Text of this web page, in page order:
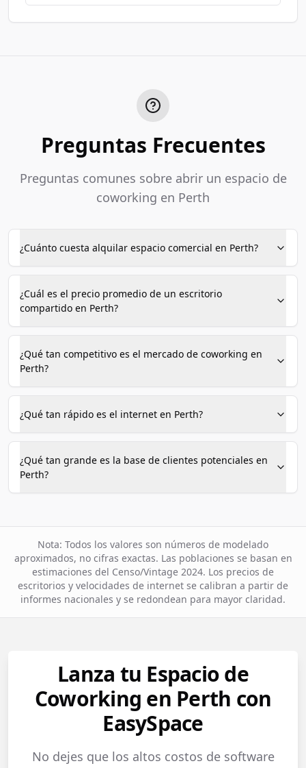
Preguntas Frecuentes
Preguntas comunes sobre abrir un espacio de
coworking en Perth
¿Cuánto cuesta alquilar espacio comercial en Perth?
¿Cuál es el precio promedio de un escritorio
compartido en Perth?
¿Qué tan competitivo es el mercado de coworking en
Perth?
¿Qué tan rápido es el internet en Perth?
¿Qué tan grande es la base de clientes potenciales en
Perth?
Nota: Todos los valores son números de modelado
aproximados, no cifras exactas. Las poblaciones se basan en
estimaciones del Censo/Vintage 2024. Los precios de
escritorios y velocidades de internet se calibran a partir de
informes nacionales y se redondean para mayor claridad.
Lanza tu Espacio de
Coworking en Perth con
EasySpace
No dejes que los altos costos de software